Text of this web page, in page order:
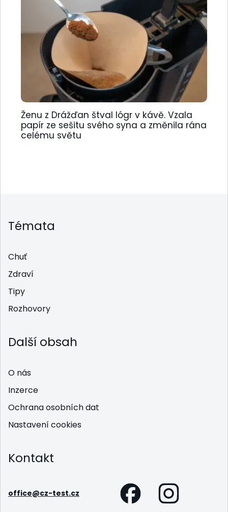
Ženu z Drážďan štval lógr v kávě. Vzala
papír ze sešitu svého syna a změnila rána
celému světu
Témata
Chuť
Zdraví
Tipy
Rozhovory
Další obsah
O nás
Inzerce
Ochrana osobních dat
Nastavení cookies
Kontakt
office@cz-test.cz